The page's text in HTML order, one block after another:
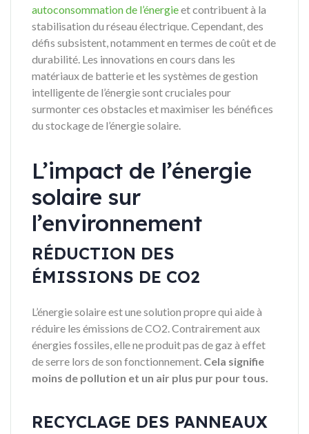
autoconsommation de l’énergieet contribuent à la
stabilisation du réseau électrique. Cependant, des
défis subsistent, notamment en termes de coût et de
durabilité. Les innovations en cours dans les
matériaux de batterie et les systèmes de gestion
intelligente de l’énergie sont cruciales pour
surmonter ces obstacles et maximiser les bénéfices
du stockage de l’énergie solaire.
L’impact de l’énergie
solaire sur
l’environnement
RÉDUCTION DES
ÉMISSIONS DE CO2
L’énergie solaire est une solution propre qui aide à
réduire les émissions de CO2. Contrairement aux
énergies fossiles, elle ne produit pas de gaz à effet
de serre lors de son fonctionnement. Cela signifie
moins de pollution et un air plus pur pour tous.
RECYCLAGE DES PANNEAUX